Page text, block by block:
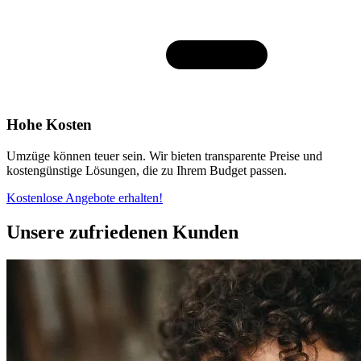
Hohe Kosten
Umzüge können teuer sein. Wir bieten transparente Preise und
kostengünstige Lösungen, die zu Ihrem Budget passen.
Kostenlose Angebote erhalten!
Unsere zufriedenen Kunden